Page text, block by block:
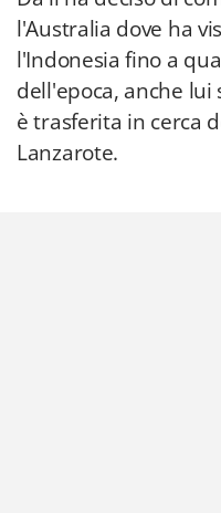
l'Australia dove ha
l'Indonesia fino a
dell'epoca, anche lui
è trasferita in cerca
Lanzarote.